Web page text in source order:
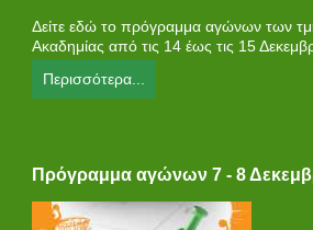
Δείτε εδώ το πρόγραμμα αγώνων των
Ακαδημίας από τις 14 έως τις 15
Περισσότερα...
Πρόγραμμα αγώνων 7 - 8